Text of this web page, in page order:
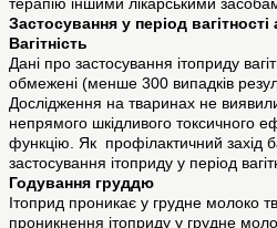
терапію іншими лікарськими
Застосування у період
Вагітність
Дані про застосування ітоприду
обмежені (менше 300 випадків
Дослідження на тваринах не
непрямого шкідливого токсичного
функцію. Як профілактичний захід
застосування ітоприду у період
Годування груддю
Ітоприд проникає у грудне молоко
проникнення ітоприду у грудне